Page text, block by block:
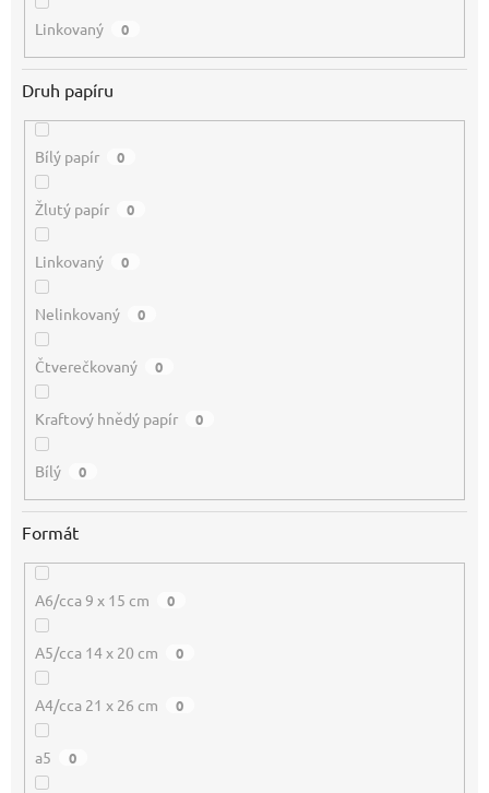
Linkovaný 0
Druh papíru
Bílý papír 0
Žlutý papír 0
Linkovaný 0
Nelinkovaný 0
Čtverečkovaný 0
Kraftový hnědý papír 0
Bílý 0
Formát
A6/cca 9 x 15 cm 0
A5/cca 14 x 20 cm 0
A4/cca 21 x 26 cm 0
a5 0